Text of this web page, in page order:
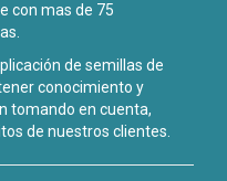
con mas de 75
de semillas de
conocimiento y
tomando en cuenta,
de nuestros clientes.